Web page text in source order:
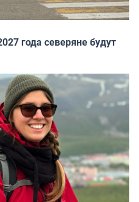
года северяне будут